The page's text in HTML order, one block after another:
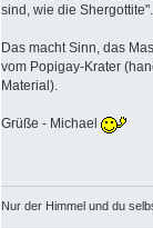
sind, wie die Shergottite".
Das macht Sinn, das
vom Popigay-Krater
Material).
Grüße - Michael
Nur der Himmel und du